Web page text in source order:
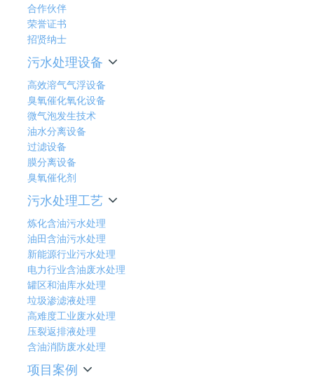
合作伙伴
荣誉证书
招贤纳士
污水处理设备
高效溶气气浮设备
臭氧催化氧化设备
微气泡发生技术
油水分离设备
过滤设备
膜分离设备
臭氧催化剂
污水处理工艺
炼化含油污水处理
油田含油污水处理
新能源行业污水处理
电力行业含油废水处理
罐区和油库水处理
垃圾渗滤液处理
高难度工业废水处理
压裂返排液处理
含油消防废水处理
项目案例